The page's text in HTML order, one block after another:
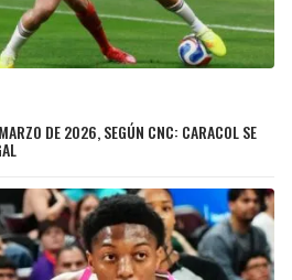
DE 2026, SEGÚN CNC: CARACOL SE